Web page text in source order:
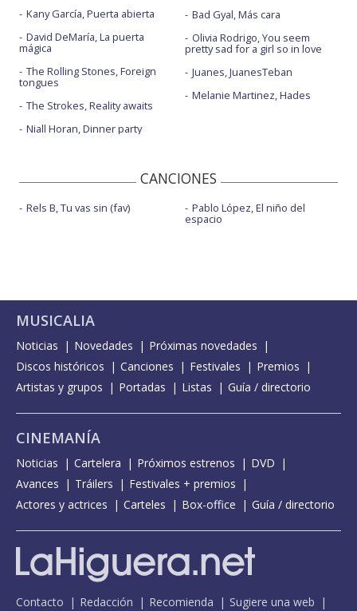
Kany García, Puerta abierta
David DeMaría, La puerta
mágica
The Rolling Stones, Foreign
tongues
The Strokes, Reality awaits
Niall Horan, Dinner party
Bad Gyal, Más cara
Olivia Rodrigo, You seem
pretty sad for a girl so in love
Juanes, JuanesTeban
Melanie Martinez, Hades
CANCIONES
Rels B, Tu vas sin (fav) Pablo López, El niño del
espacio
MUSICALIA
Noticias Novedades
Próximas novedades
Discos históricos
Canciones Festivales
Premios
Artistas y grupos
Portadas Listas Guía / directorio
CINEMANÍA
Noticias Cartelera Próximos estrenos
DVD
Avances
Tráilers
Festivales + premios
Actores y actrices
Carteles Box-office Guía / directorio
Contacto Redacción Recomienda Sugiere una web